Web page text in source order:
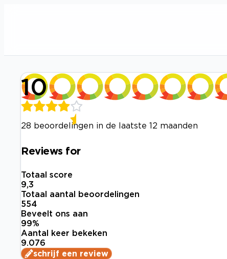
10
28 beoordelingen in de laatste 12 maanden
Reviews for
Totaal score
9,3
Totaal aantal beoordelingen
554
Beveelt ons aan
99%
Aantal keer bekeken
9.076
schrijf een review